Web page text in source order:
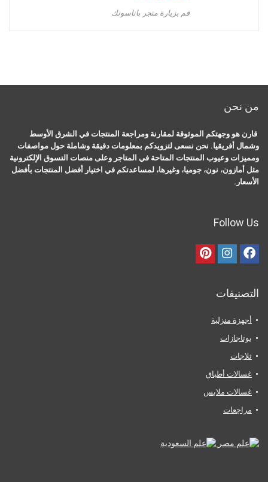
قم بزيارة متجر باناسونك
من نحن
قارن هو وجهتكم الموثوقة لمقارنة ومراجعة المنتجات في الشرق الأوسط
وشمال أفريقيا. نحن نسعى لتزويدكم بمعلومات دقيقة وشاملة حول مواصفات
ومميزات وعيوب المنتجات المتاحة في المتاجر وعلى منصات التسوق الإلكترونية
مثل أمازون، نون، جوميا، وغيرها، لمساعدتكم في اختيار أفضل المنتجات بأفضل
الأسعار.
Follow Us
التصنيفات
أجهزة منزلية
بوتاجازات
ثلاجات
غسالات أطباق
غسالات ملابس
مراجعات